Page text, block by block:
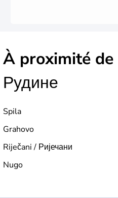
À proximité de
Рудине
Spila
Grahovo
Riječani / Ријечани
Nugo